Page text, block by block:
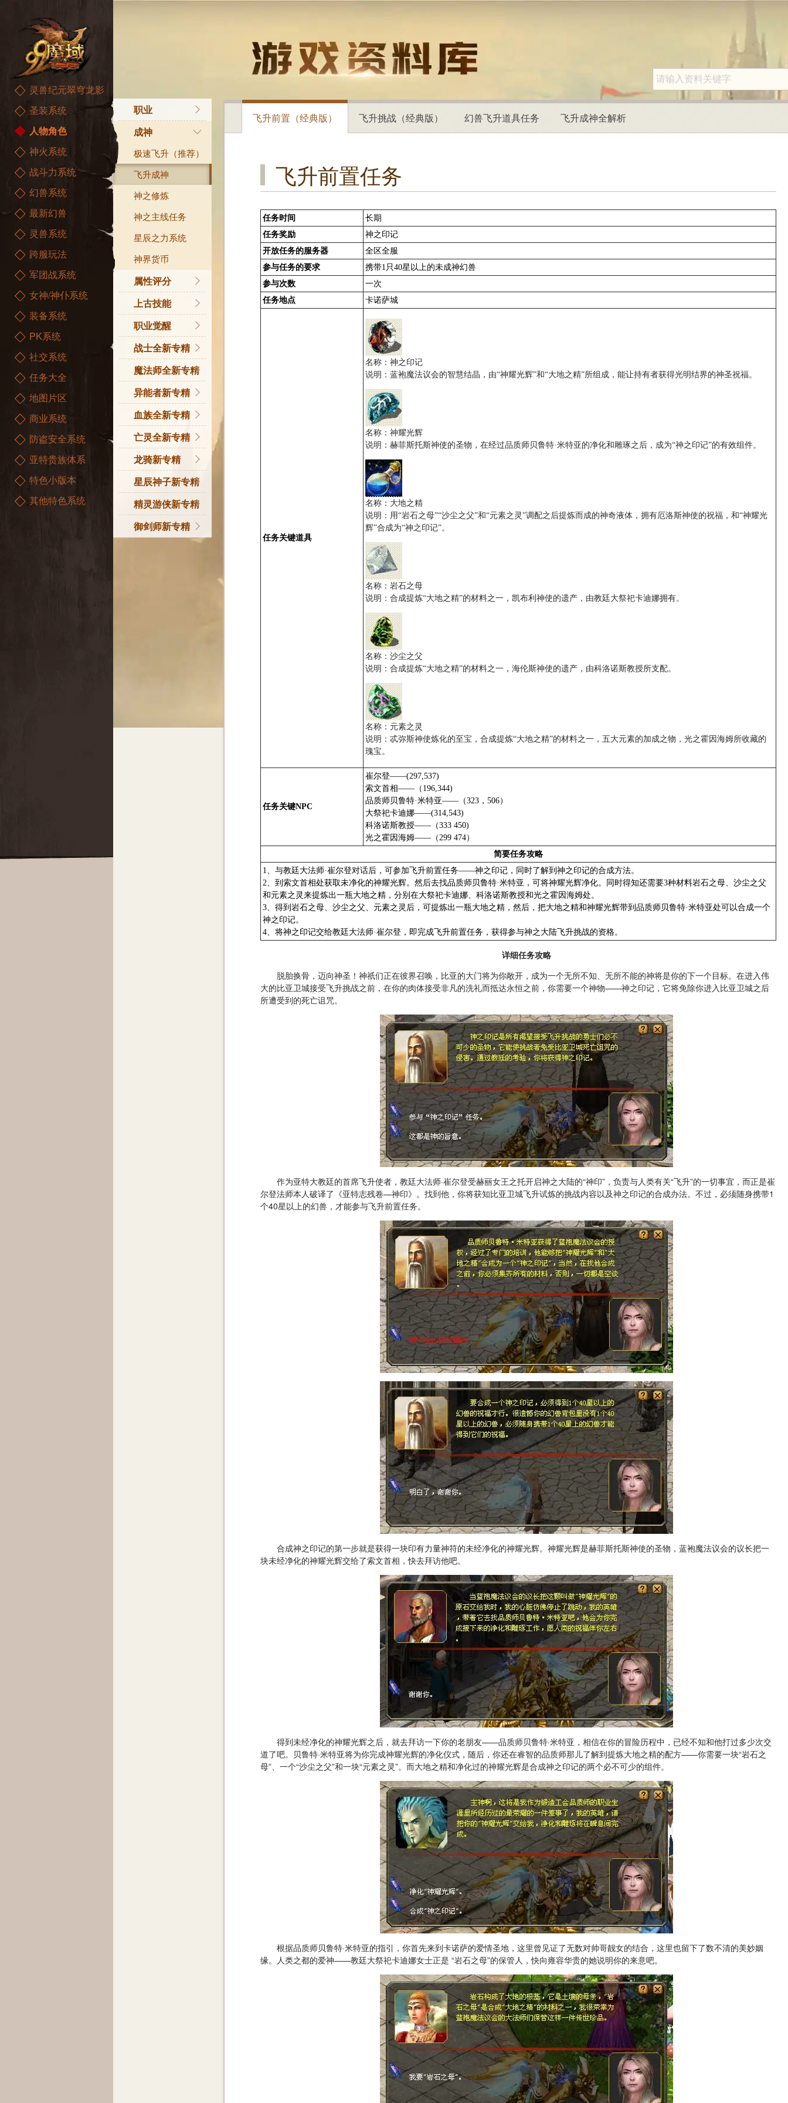
灵兽纪元翠穹龙影
圣装系统
人物角色
神火系统
战斗力系统
幻兽系统
最新幻兽
灵兽系统
跨服玩法
军团战系统
女神/神仆系统
装备系统
PK系统
社交系统
任务大全
地图片区
商业系统
防盗安全系统
亚特贵族体系
特色小版本
其他特色系统
职业
战士
魔法师
异能者
血族
亡灵巫师
暗黑龙骑
精灵游侠
御剑师
星辰神子
职业技能一览
控制效果
成神
极速飞升（推荐）
飞升成神
神之修炼
神之主线任务
星辰之力系统
神界货币
属性评分
属性评分
上古技能
重返旧世
上古传承
上古技能
职业觉醒
职业觉醒任务
觉醒技能介绍
战士全新专精
战士全新专精
魔法师全新专精
魔法师全新专精
异能者新专精
异能者新专精
血族全新专精
专精引导任务
永燃之影专精介绍
亡灵全新专精
专精引导任务
魂主专精介绍
龙骑新专精
专精引导任务
专精技能介绍
星辰神子新专精
专精技能介绍
精灵游侠新专精
专精技能介绍
御剑师新专精
飞升前置（经典版） 飞升挑战（经典版） 幻兽飞升道具任务 飞升成神全解析
飞升前置任务
任务时间
长期
任务奖励
神之印记
开放任务的服务器
全区全服
参与任务的要求
携带1只40星以上的未成神幻兽
参与次数
一次
任务地点
卡诺萨城
任务关键道具
名称：神之印记
说明：蓝袍魔法议会的智慧结晶，由“神耀光辉”和“大地之精”所组成，能让持有者获得光明结界的神圣祝福。
名称：神耀光辉
说明：赫菲斯托斯神使的圣物，在经过品质师贝鲁特·米特亚的净化和雕琢之后，成为“神之印记”的有效组件。
名称：大地之精
说明：用“岩石之母”“沙尘之父”和“元素之灵”调配之后提炼而成的神奇液体，拥有厄洛斯神使的祝福，和“神耀光
辉”合成为“神之印记”。
名称：岩石之母
说明：合成提炼“大地之精”的材料之一，凯布利神使的遗产，由教廷大祭祀卡迪娜拥有。
名称：沙尘之父
说明：合成提炼“大地之精”的材料之一，海伦斯神使的遗产，由科洛诺斯教授所支配。
名称：元素之灵
说明：忒弥斯神使炼化的至宝，合成提炼“大地之精”的材料之一，五大元素的加成之物，光之霍因海姆所收藏的
瑰宝。
任务关键NPC
崔尔登——(297,537)
索文首相——（196,344)
品质师贝鲁特·米特亚——（323，506）
大祭祀卡迪娜——(314,543)
科洛诺斯教授——（333 450)
光之霍因海姆——（299 474）
简要任务攻略
1、与教廷大法师·崔尔登对话后，可参加飞升前置任务——神之印记，同时了解到神之印记的合成方法。
2、到索文首相处获取未净化的神耀光辉。然后去找品质师贝鲁特·米特亚，可将神耀光辉净化。同时得知还需要3种材料岩石之母、沙尘之父
和元素之灵来提炼出一瓶大地之精，分别在大祭祀卡迪娜、科洛诺斯教授和光之霍因海姆处。
3、得到岩石之母、沙尘之父、元素之灵后，可提炼出一瓶大地之精，然后，把大地之精和神耀光辉带到品质师贝鲁特·米特亚处可以合成一个
神之印记。
4、将神之印记交给教廷大法师·崔尔登，即完成飞升前置任务，获得参与神之大陆飞升挑战的资格。
详细任务攻略
脱胎换骨，迈向神圣！神祇们正在彼界召唤，比亚的大门将为你敞开，成为一个无所不知、无所不能的神将是你的下一个目标。在进入伟
大的比亚卫城接受飞升挑战之前，在你的肉体接受非凡的洗礼而抵达永恒之前，你需要一个神物——神之印记，它将免除你进入比亚卫城之后
所遭受到的死亡诅咒。
作为亚特大教廷的首席飞升使者，教廷大法师·崔尔登受赫丽女王之托开启神之大陆的“神印”，负责与人类有关“飞升”的一切事宜，而正是崔
尔登法师本人破译了《亚特志残卷—神印》。找到他，你将获知比亚卫城飞升试炼的挑战内容以及神之印记的合成办法。不过，必须随身携带1
个40星以上的幻兽，才能参与飞升前置任务。
合成神之印记的第一步就是获得一块印有力量神符的未经净化的神耀光辉。神耀光辉是赫菲斯托斯神使的圣物，蓝袍魔法议会的议长把一
块未经净化的神耀光辉交给了索文首相，快去拜访他吧。
得到未经净化的神耀光辉之后，就去拜访一下你的老朋友——品质师贝鲁特·米特亚，相信在你的冒险历程中，已经不知和他打过多少次交
道了吧。贝鲁特·米特亚将为你完成神耀光辉的净化仪式，随后，你还在睿智的品质师那儿了解到提炼大地之精的配方——你需要一块“岩石之
母”、一个“沙尘之父”和一块“元素之灵”。而大地之精和净化过的神耀光辉是合成神之印记的两个必不可少的组件。
根据品质师贝鲁特·米特亚的指引，你首先来到卡诺萨的爱情圣地，这里曾见证了无数对帅哥靓女的结合，这里也留下了数不清的美妙姻
缘。人类之都的爱神——教廷大祭祀卡迪娜女士正是 “岩石之母”的保管人，快向雍容华贵的她说明你的来意吧。